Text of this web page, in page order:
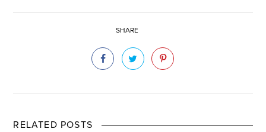
SHARE
RELATED POSTS